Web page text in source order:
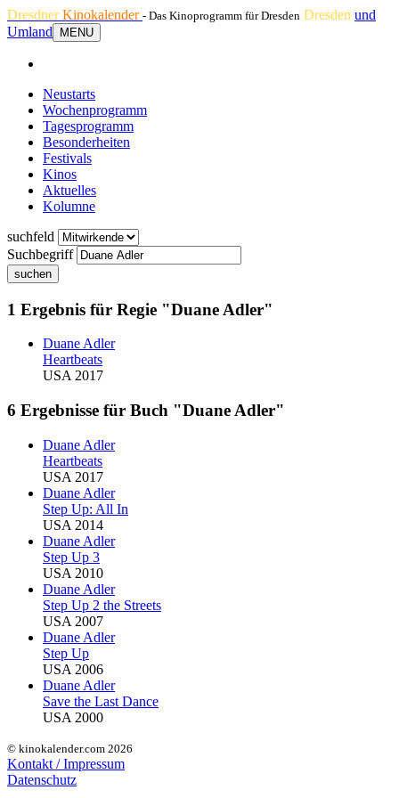
DresdnerKinokalender - Das Kinoprogramm für Dresden Dresden und
Umland
MENU
Neustarts
Wochenprogramm
Tagesprogramm
Besonderheiten
Festivals
Kinos
Aktuelles
Kolumne
suchfeld
Suchbegriff
suchen
1 Ergebnis für Regie "Duane Adler"
Duane Adler
Heartbeats
USA 2017
6 Ergebnisse für Buch "Duane Adler"
Duane Adler
Heartbeats
USA 2017
Duane Adler
Step Up: All In
USA 2014
Duane Adler
Step Up 3
USA 2010
Duane Adler
Step Up 2 the Streets
USA 2007
Duane Adler
Step Up
USA 2006
Duane Adler
Save the Last Dance
USA 2000
© kinokalender.com 2026
Kontakt / Impressum
Datenschutz